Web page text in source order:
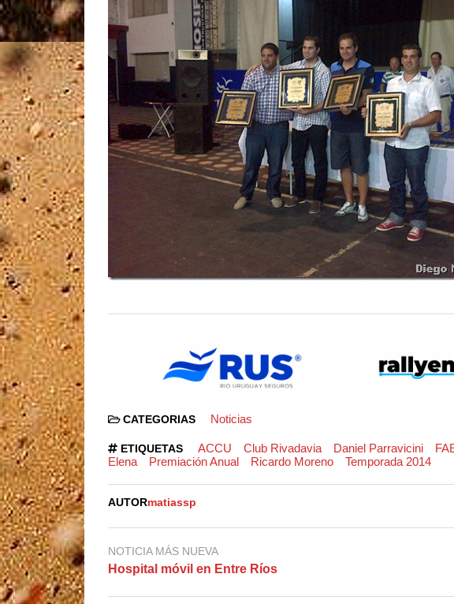
CATEGORIAS Noticias
ETIQUETAS ACCU Club Rivadavia Daniel Parravicini
Elena
Premiación Anual Ricardo Moreno Temporada 2014
AUTORmatiassp
NOTICIA MÁS NUEVA
Hospital móvil en Entre Ríos